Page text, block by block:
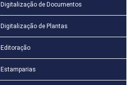
Digitalização de Documentos
Digitalização de Plantas
Editoração
Estamparias